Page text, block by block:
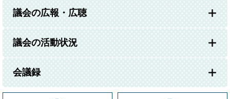
議会の広報・広聴
議会の活動状況
会議録